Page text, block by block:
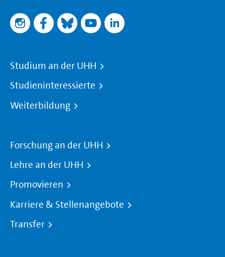
Studium an der UHH
Studieninteressierte
Weiterbildung
Forschung an der UHH
Lehre an der UHH
Promovieren
Karriere & Stellenangebote
Transfer